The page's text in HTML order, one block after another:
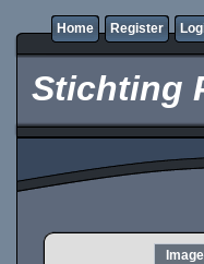
Home Register
Stichting